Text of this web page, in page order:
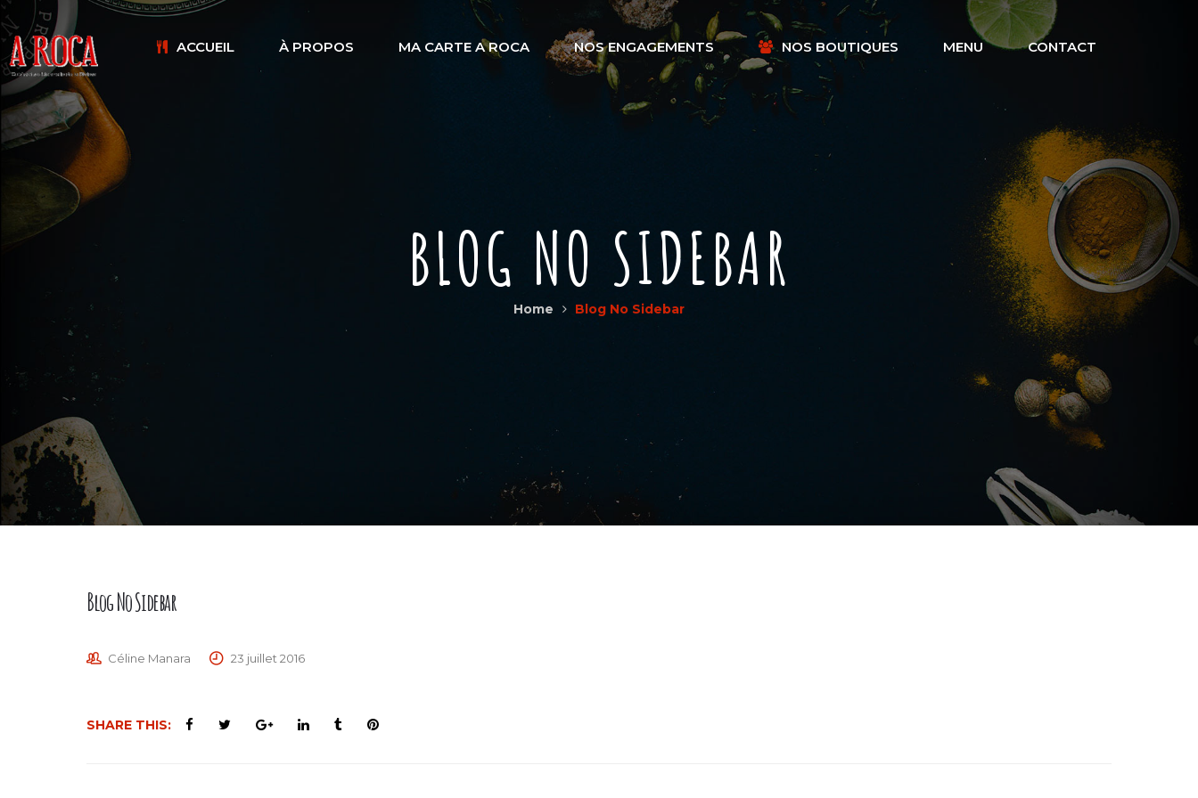
ACCUEIL À PROPOS MA CARTE A ROCA NOS ENGAGEMENTS NOS BOUTIQUES MENU CONTACT
BLOG NO SIDEBAR
Home Blog No Sidebar
Blog No Sidebar
Céline Manara 23 juillet 2016
SHARE THIS: